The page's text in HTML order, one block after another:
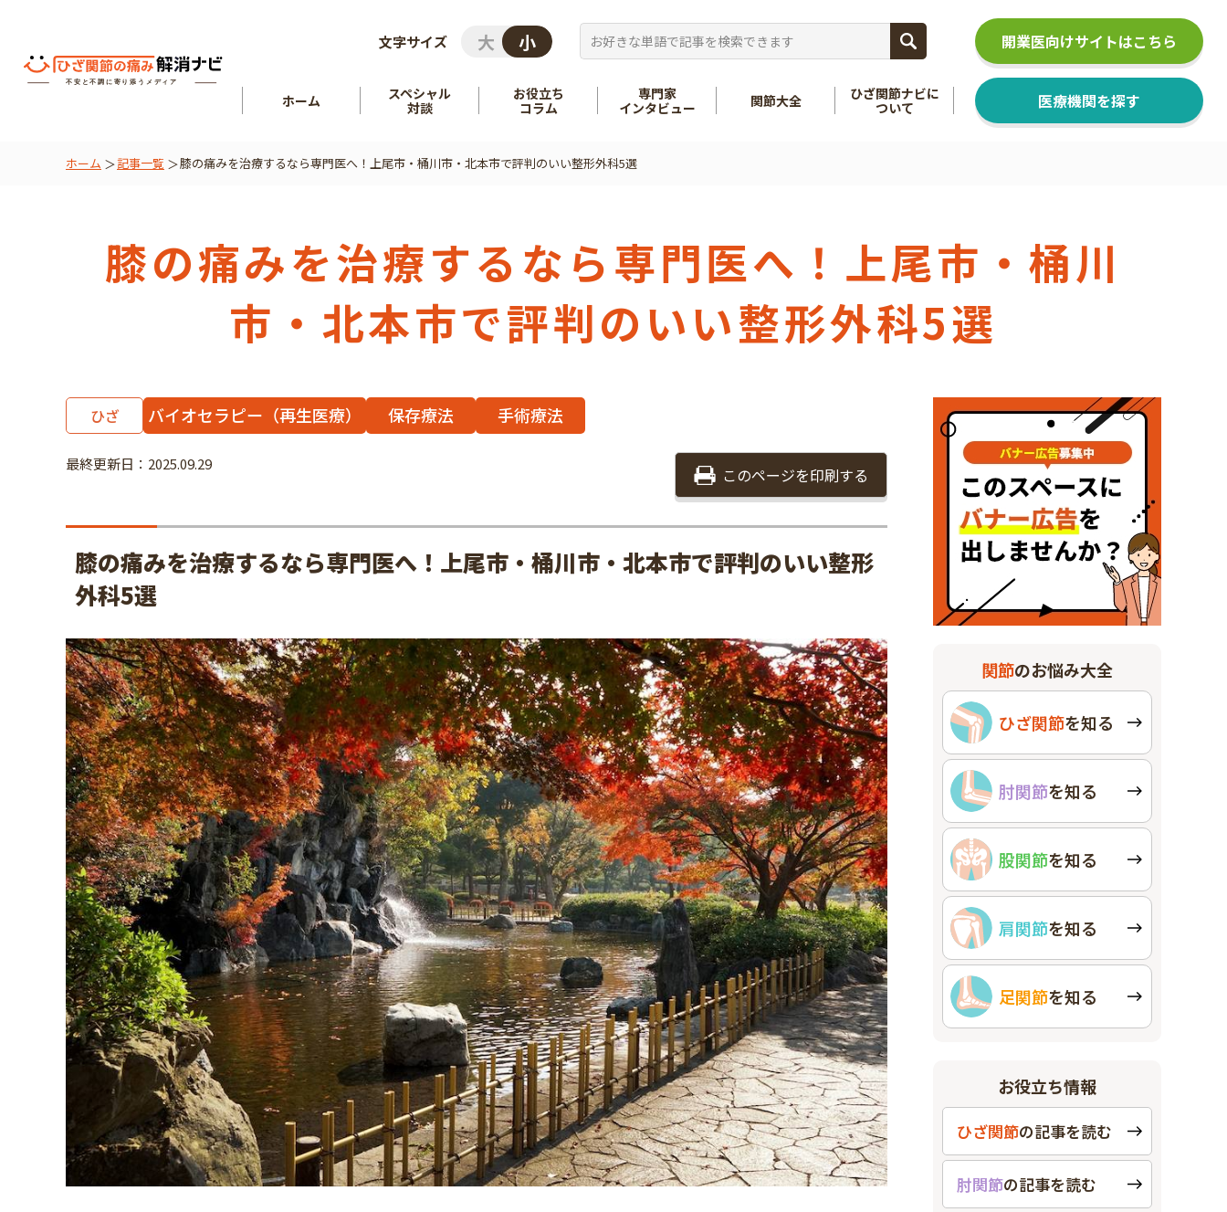
文字サイズ
ホーム
スペシャル
対談
お役立ち
コラム
専門家
インタビュー
関節大全
ひざ関節ナビに
ついて
医療機関を探す
開業医向けサイトはこちら
ホーム 記事一覧 膝の痛みを治療するなら専門医へ！上尾市・桶川市・北本市で評判のいい整形外科5選
膝の痛みを治療するなら専門医へ！上尾市・桶川
市・北本市で評判のいい整形外科5選
ひざ バイオセラピー（再生医療） 保存療法 手術療法
最終更新日：2025.09.29
このページを印刷する
膝の痛みを治療するなら専門医へ！上尾市・桶川市・北本市で評判のいい整形
外科5選
関節のお悩み大全
ひざ関節を知る
肘関節を知る
股関節を知る
肩関節を知る
足関節を知る
お役立ち情報
ひざ関節の記事を読む
肘関節の記事を読む